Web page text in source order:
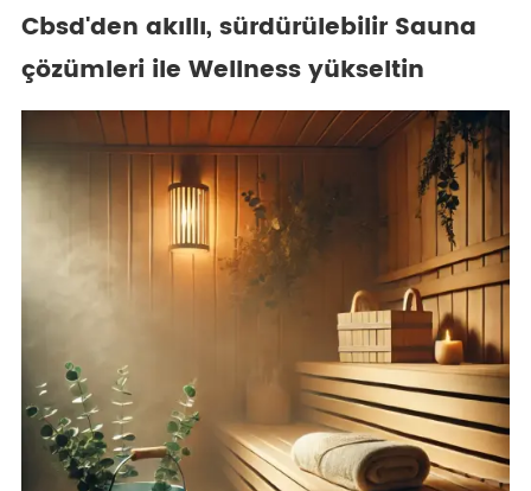
Cbsd'den akıllı, sürdürülebilir Sauna
çözümleri ile Wellness yükseltin